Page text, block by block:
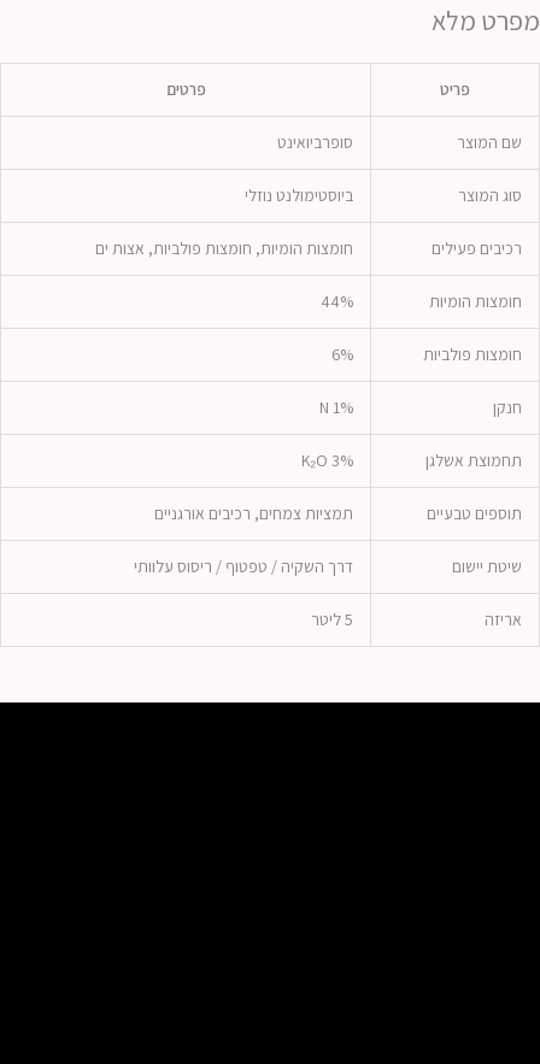
מפרט מלא
פריט פרטים
שם המוצר סופרביואינט
סוג המוצר ביוסטימולנט נוזלי
רכיבים פעילים חומצות הומיות, חומצות פולביות, אצות ים
חומצות הומיות 44%
חומצות פולביות 6%
חנקן 1% N
תחמוצת אשלגן 3% K₂O
תוספים טבעיים תמציות צמחים, רכיבים אורגניים
שיטת יישום דרך השקיה / טפטוף / ריסוס עלוותי
אריזה 5 ליטר